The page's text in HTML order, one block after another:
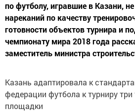
по футболу, игравшие в Казани,
нареканий по качеству
готовности объектов турнира и
чемпионату мира 2018 года
заместитель министра
Казань адаптировала к
федерации футбола к турниру
площадки